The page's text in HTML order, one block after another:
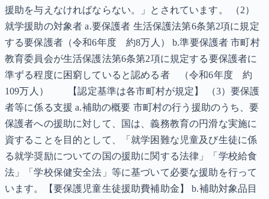
援助を与えなければならない。」とされています。 （2）
就学援助の対象者 a.要保護者 生活保護法第6条第2項に規定
する要保護者（令和6年度 約8万人） b.準要保護者 市町村
教育委員会が生活保護法第6条第2項に規定する要保護者に
準ずる程度に困窮していると認める者 （令和6年度 約
109万人） 【認定基準は各市町村が規定】 （3）要保護
者等に係る支援 a.補助の概要 市町村の行う援助のうち、要
保護者への援助に対して、国は、義務教育の円滑な実施に
資することを目的として、「就学困難な児童及び生徒に係
る就学奨励についての国の援助に関する法律」「学校給食
法」「学校保健安全法」等に基づいて必要な援助を行って
います。【要保護児童生徒援助費補助金】 b.補助対象品目